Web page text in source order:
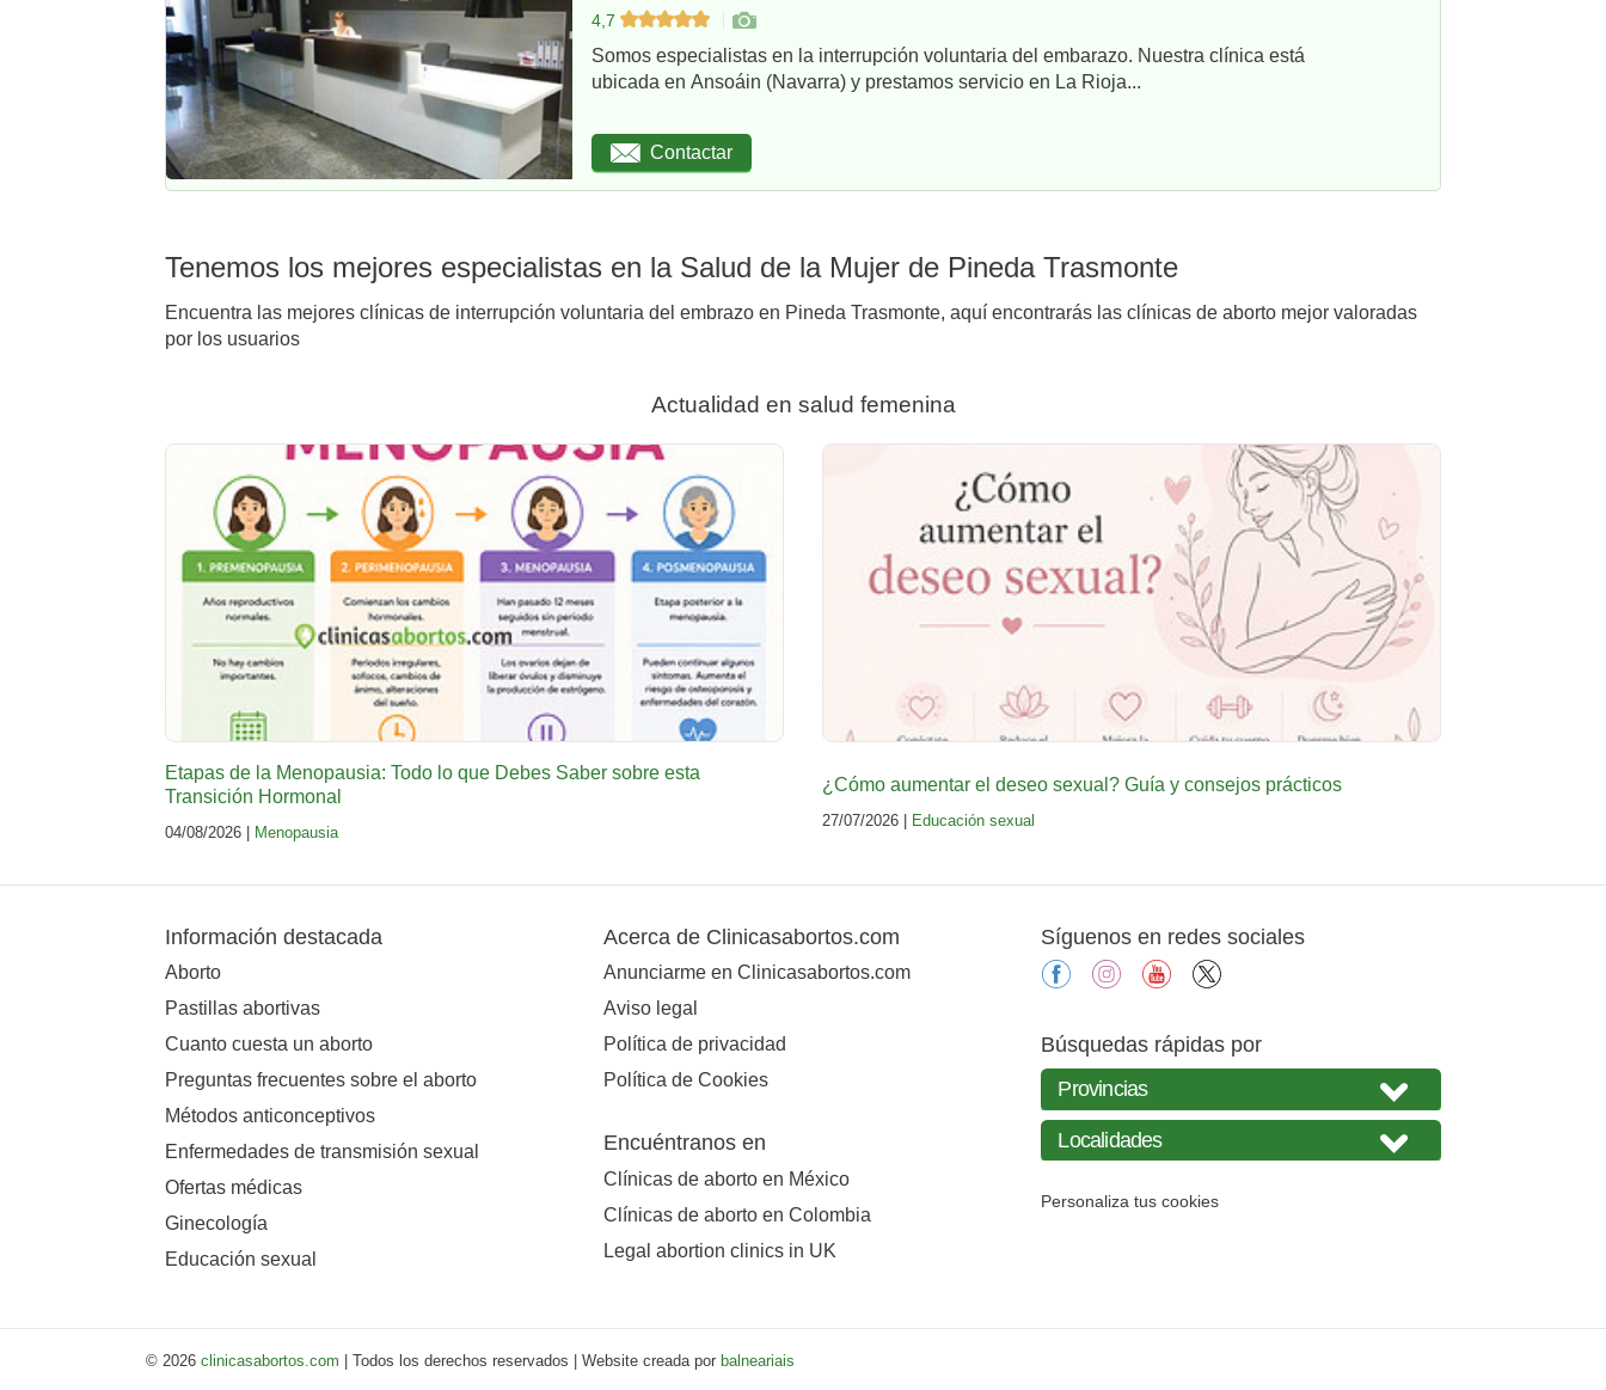
4,7
Somos especialistas en la interrupción voluntaria del embarazo. Nuestra clínica está
ubicada en Ansoáin (Navarra) y prestamos servicio en La Rioja...
Contactar
Tenemos los mejores especialistas en la Salud de la Mujer de Pineda Trasmonte
Encuentra las mejores clínicas de interrupción voluntaria del embrazo en Pineda Trasmonte, aquí encontrarás las clínicas de aborto mejor valoradas
por los usuarios
Actualidad en salud femenina
Etapas de la Menopausia: Todo lo que Debes Saber sobre esta
Transición Hormonal
04/08/2026 | Menopausia
¿Cómo aumentar el deseo sexual? Guía y consejos prácticos
27/07/2026 | Educación sexual
Información destacada
Aborto
Pastillas abortivas
Cuanto cuesta un aborto
Preguntas frecuentes sobre el aborto
Métodos anticonceptivos
Enfermedades de transmisión sexual
Ofertas médicas
Ginecología
Educación sexual
Acerca de Clinicasabortos.com
Anunciarme en Clinicasabortos.com
Aviso legal
Política de privacidad
Política de Cookies
Encuéntranos en
Clínicas de aborto en México
Clínicas de aborto en Colombia
Legal abortion clinics in UK
Síguenos en redes sociales
facebookinstagramyoutube
Búsquedas rápidas por
Personaliza tus cookies
© 2026 clinicasabortos.com | Todos los derechos reservados | Website creada por balneariais